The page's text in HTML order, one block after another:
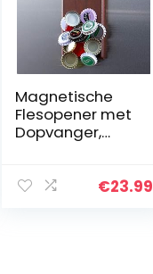
Magnetische
Flesopener met
Dopvanger,
rde opener,€23.99